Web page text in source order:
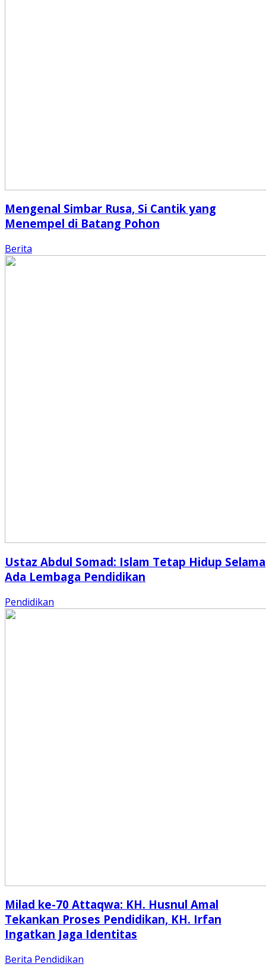
Mengenal Simbar Rusa, Si Cantik yang
Menempel di Batang Pohon
Berita
Ustaz Abdul Somad: Islam Tetap Hidup Selama
Ada Lembaga Pendidikan
Pendidikan
Milad ke-70 Attaqwa: KH. Husnul Amal
Tekankan Proses Pendidikan, KH. Irfan
Ingatkan Jaga Identitas
Berita Pendidikan